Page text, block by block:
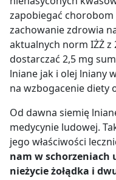
zapobiegać
zachowanie zdrowia
aktualnych norm IŻŻ z
dostarczać 2,5 mg
lniane jak i olej lniany
na wzbogacenie diety
Od dawna siemię
medycynie ludowej.
jego właściwości
nam w schorzeniach
nieżycie żołądka i